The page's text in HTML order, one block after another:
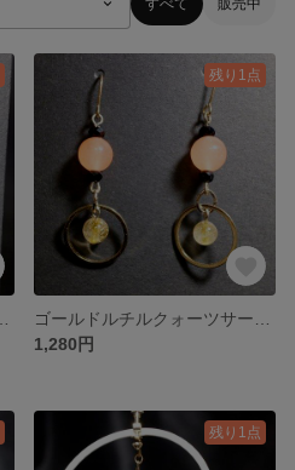
残り1点
1,280円
残り1点